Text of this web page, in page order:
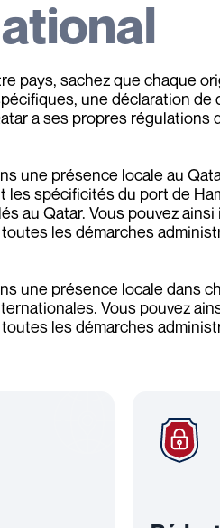
pays, sachez que chaque
une déclaration de
a ses propres régulations
une présence locale au
spécificités du port de
au Qatar. Vous pouvez
les démarches
une présence locale dans
Vous pouvez
les démarches